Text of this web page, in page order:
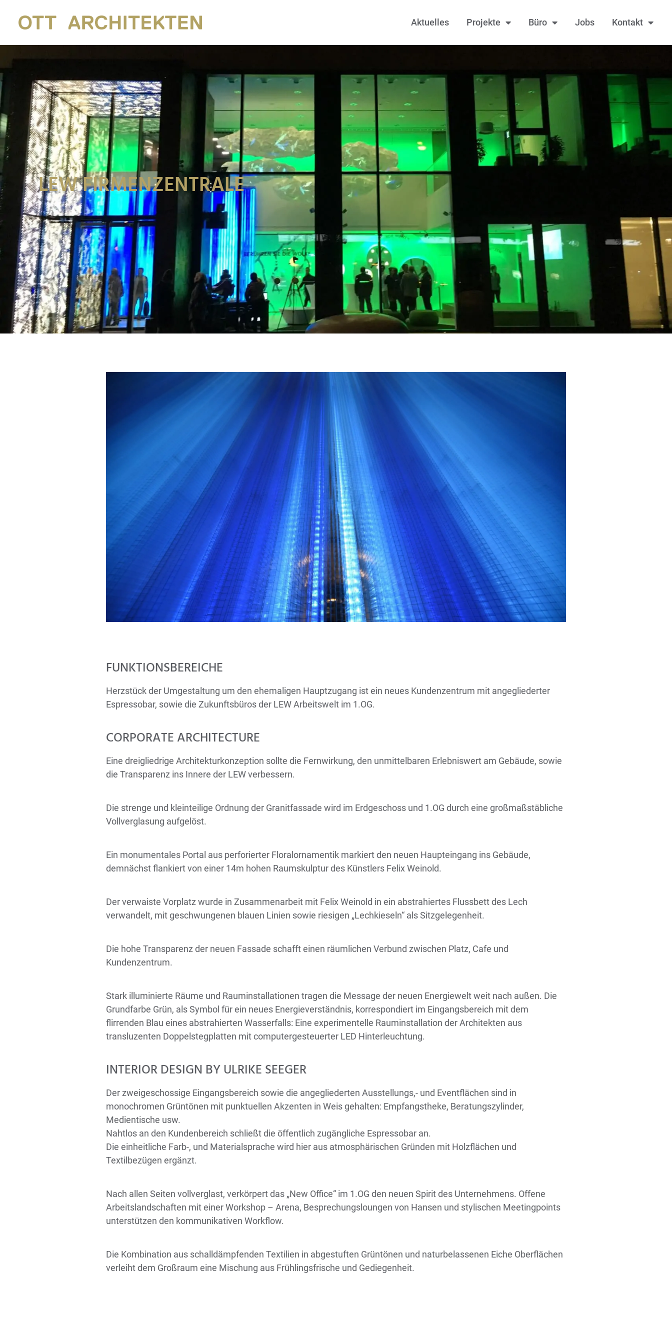
Aktuelles Projekte Büro Jobs Kontakt
LEW FIRMENZENTRALE
FUNKTIONSBEREICHE
Herzstück der Umgestaltung um den ehemaligen Hauptzugang ist ein neues Kundenzentrum mit angegliederter
Espressobar, sowie die Zukunftsbüros der LEW Arbeitswelt im 1.OG.
CORPORATE ARCHITECTURE
Eine dreigliedrige Architekturkonzeption sollte die Fernwirkung, den unmittelbaren Erlebniswert am Gebäude, sowie
die Transparenz ins Innere der LEW verbessern.
Die strenge und kleinteilige Ordnung der Granitfassade wird im Erdgeschoss und 1.OG durch eine großmaßstäbliche
Vollverglasung aufgelöst.
Ein monumentales Portal aus perforierter Floralornamentik markiert den neuen Haupteingang ins Gebäude,
demnächst flankiert von einer 14m hohen Raumskulptur des Künstlers Felix Weinold.
Der verwaiste Vorplatz wurde in Zusammenarbeit mit Felix Weinold in ein abstrahiertes Flussbett des Lech
verwandelt, mit geschwungenen blauen Linien sowie riesigen „Lechkieseln“ als Sitzgelegenheit.
Die hohe Transparenz der neuen Fassade schafft einen räumlichen Verbund zwischen Platz, Cafe und
Kundenzentrum.
Stark illuminierte Räume und Rauminstallationen tragen die Message der neuen Energiewelt weit nach außen. Die
Grundfarbe Grün, als Symbol für ein neues Energieverständnis, korrespondiert im Eingangsbereich mit dem
flirrenden Blau eines abstrahierten Wasserfalls: Eine experimentelle Rauminstallation der Architekten aus
transluzenten Doppelstegplatten mit computergesteuerter LED Hinterleuchtung.
INTERIOR DESIGN BY ULRIKE SEEGER
Der zweigeschossige Eingangsbereich sowie die angegliederten Ausstellungs,- und Eventflächen sind in
monochromen Grüntönen mit punktuellen Akzenten in Weis gehalten: Empfangstheke, Beratungszylinder,
Medientische usw.
Nahtlos an den Kundenbereich schließt die öffentlich zugängliche Espressobar an.
Die einheitliche Farb-, und Materialsprache wird hier aus atmosphärischen Gründen mit Holzflächen und
Textilbezügen ergänzt.
Nach allen Seiten vollverglast, verkörpert das „New Office“ im 1.OG den neuen Spirit des Unternehmens. Offene
Arbeitslandschaften mit einer Workshop – Arena, Besprechungsloungen von Hansen und stylischen Meetingpoints
unterstützen den kommunikativen Workflow.
Die Kombination aus schalldämpfenden Textilien in abgestuften Grüntönen und naturbelassenen Eiche Oberflächen
verleiht dem Großraum eine Mischung aus Frühlingsfrische und Gediegenheit.